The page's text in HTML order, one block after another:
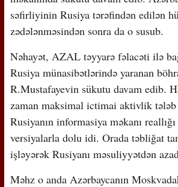
səfirliyinin Rusiya tərəfindən edilən
zədələnməsindən sonra da o susub.
Nəhayət, AZAL təyyarə fəlacəti ilə
Rusiya münasibətlərində yaranan
R.Mustafayevin sükutu davam edib.
zaman maksimal ictimai aktivlik
Rusiyanın informasiya məkanı
versiyalarla dolu idi. Orada təbliğat
işləyərək Rusiyanı məsuliyyətdən
Məhz o anda Azərbaycanın